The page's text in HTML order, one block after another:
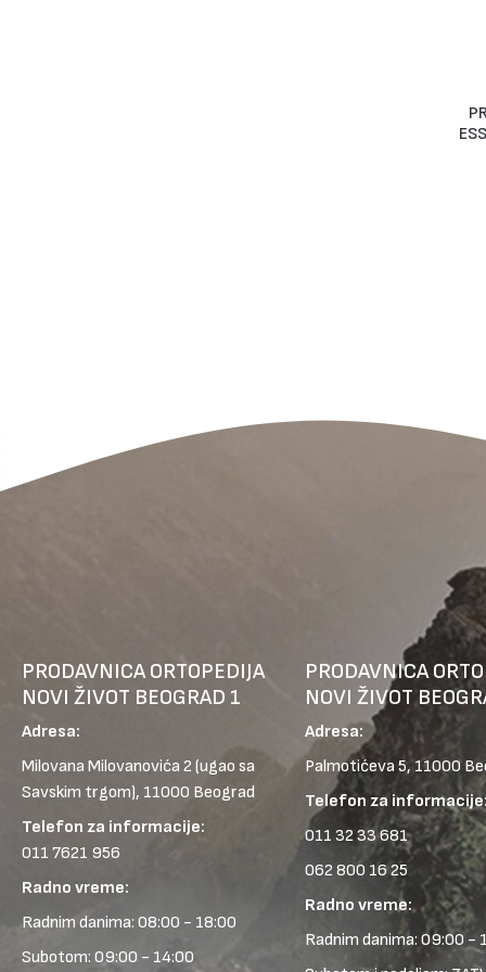
PRODAVNICA ORTOPEDIJA
NOVI ŽIVOT BEOGRAD 1
Adresa:
Milovana Milovanovića 2 (ugao sa
Savskim trgom), 11000 Beograd
Telefon za informacije:
011 7621 956
Radno vreme:
Radnim danima: 08:00 - 18:00
Subotom: 09:00 - 14:00
PRODAVNICA
NOVI ŽIVOT
Adresa:
Palmotićeva 5, 11000
Telefon za
011 32 33 681
062 800 16 25
Radno vreme:
Radnim danima: 09:00 -